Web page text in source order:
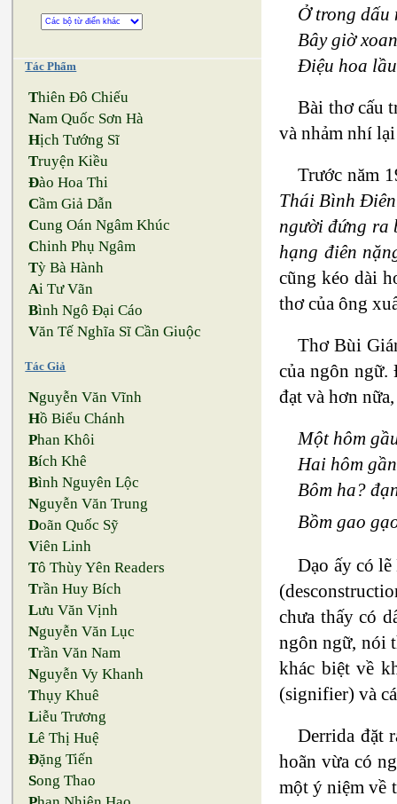
Tác Phẩm
Thiên Đô Chiếu
Nam Quốc Sơn Hà
Hịch Tướng Sĩ
Truyện Kiều
Đào Hoa Thi
Cầm Giả Dẫn
Cung Oán Ngâm Khúc
Chinh Phụ Ngâm
Tỳ Bà Hành
Ai Tư Vãn
Bình Ngô Đại Cáo
Văn Tế Nghĩa Sĩ Cần Giuộc
Tác Giả
Nguyễn Văn Vĩnh
Hồ Biểu Chánh
Phan Khôi
Bích Khê
Bình Nguyên Lộc
Nguyễn Văn Trung
Doãn Quốc Sỹ
Viên Linh
Tô Thùy Yên Readers
Trần Huy Bích
Lưu Văn Vịnh
Nguyễn Văn Lục
Trần Văn Nam
Nguyễn Vy Khanh
Thụy Khuê
Liễu Trương
Lê Thị Huệ
Đặng Tiến
Song Thao
Ở trong dấu
Bây giờ
Điệu hoa
Bài thơ cấu
và nhảm nhí
Trước năm
Thái Bình
người đứng ra
hạng điên
cũng kéo dài
thơ của ông
Thơ Bùi
của ngôn ngữ.
đạt và hơn
Một hôm
Hai hôm
Bôm ha?
Bồm gao
Dạo ấy có
chưa thấy có
ngôn ngữ, nói
khác biệt về
(signifier) và
Derrida đặt
hoãn vừa có
một ý niệm về